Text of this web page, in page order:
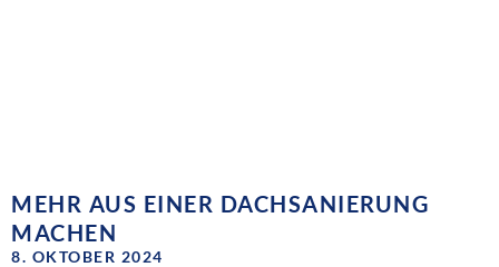
MEHR AUS EINER DACHSANIERUNG
MACHEN
8. OKTOBER 2024